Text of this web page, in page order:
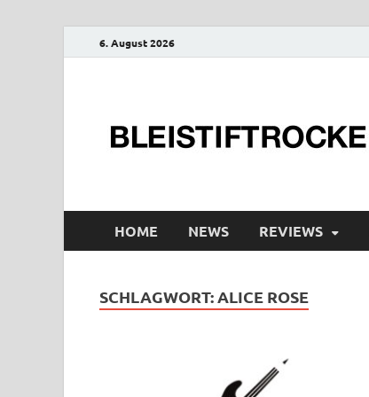
6. August 2026
HOME NEWS REVIEWS
SCHLAGWORT:ALICE ROSE